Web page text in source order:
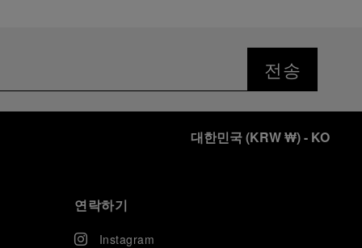
전송
대한민국(KRW ₩)- KO
연락하기
Instagram